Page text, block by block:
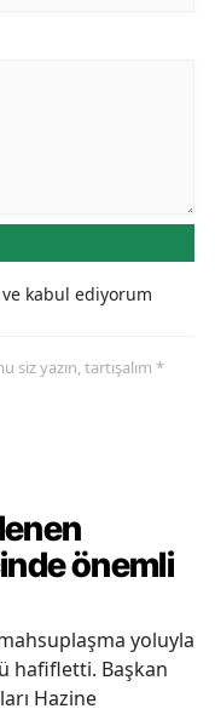
kabul ediyorum
yazın, tartışalım *
önemli
yoluyla
hafifletti. Başkan
Hazine